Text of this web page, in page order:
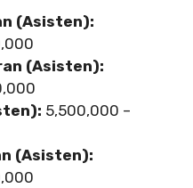
(Asisten):
(Asisten):
5,500,000 –
(Asisten):